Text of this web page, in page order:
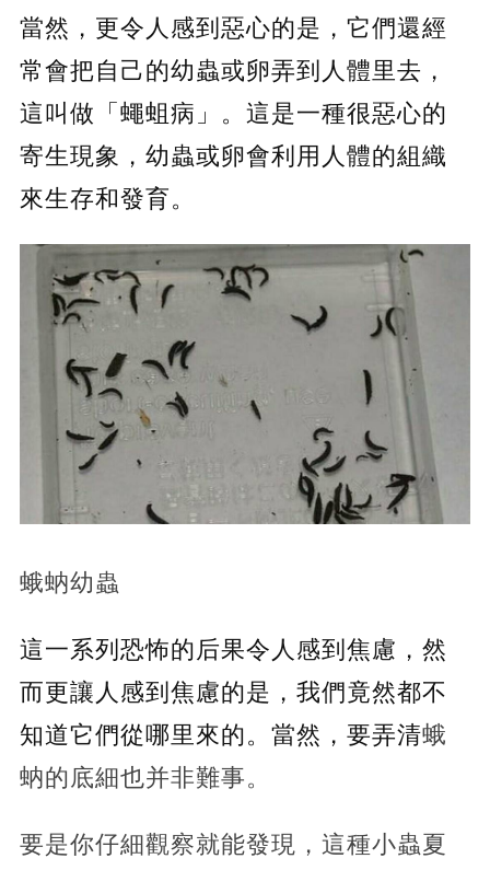
當然，更令人感到惡心的是，它們還經
常會把自己的幼蟲或卵弄到人體里去，
這叫做「蠅蛆病」。這是一種很惡心的
寄生現象，幼蟲或卵會利用人體的組織
來生存和發育。
蛾蚋幼蟲
這一系列恐怖的后果令人感到焦慮，然
而更讓人感到焦慮的是，我們竟然都不
知道它們從哪里來的。當然，要弄清蛾
蚋的底細也并非難事。
要是你仔細觀察就能發現，這種小蟲夏